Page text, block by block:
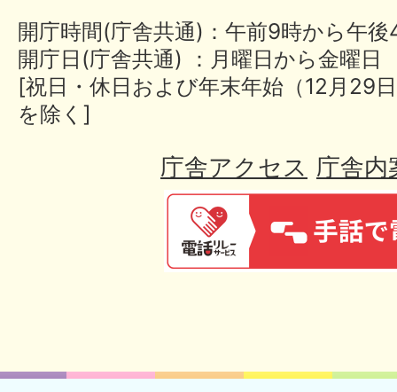
開庁時間(庁舎共通)：午前9時から午
開庁日(庁舎共通) ：月曜日から金曜日
[祝日・休日および年末年始（12月29
を除く]
庁舎アクセス 庁舎内